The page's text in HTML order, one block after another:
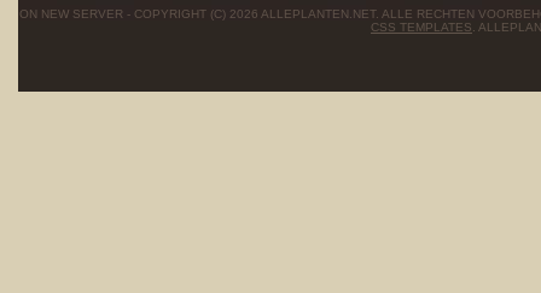
ON NEW SERVER - COPYRIGHT (C) 2026 ALLEPLANTEN.NET. ALLE RECHTEN
CSS TEMPLATES .